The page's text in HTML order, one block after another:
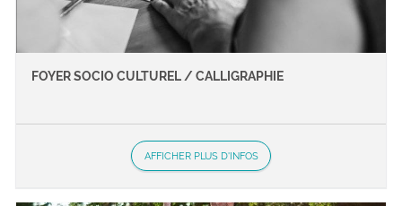
FOYER SOCIO CULTUREL / CALLIGRAPHIE
AFFICHER PLUS D'INFOS